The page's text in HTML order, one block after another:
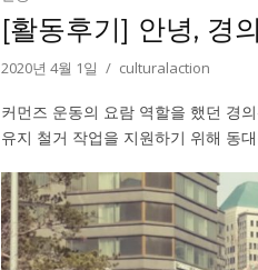
[활동후기] 안녕, 경
2020년 4월 1일 culturalaction
커먼즈 운동의 요람 역할을 했던 경
유지 철거 작업을 지원하기 위해 동